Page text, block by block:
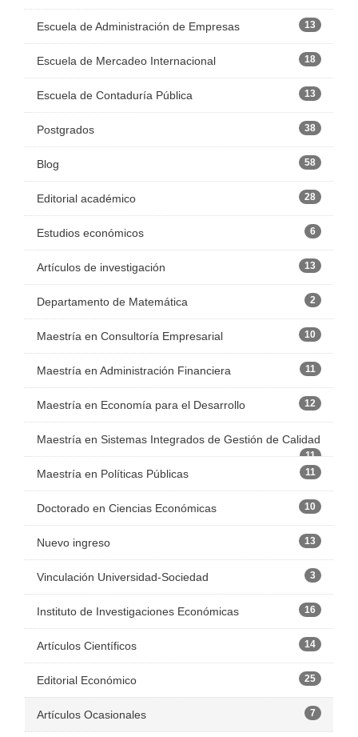
Escuela de Administración de Empresas 13
Escuela de Mercadeo Internacional 18
Escuela de Contaduría Pública 13
Postgrados 38
Blog 58
Editorial académico 28
Estudios económicos 6
Artículos de investigación 13
Departamento de Matemática 2
Maestría en Consultoría Empresarial 10
Maestría en Administración Financiera 11
Maestría en Economía para el Desarrollo 12
Maestría en Sistemas Integrados de Gestión de Calidad
11
Maestría en Políticas Públicas 11
Doctorado en Ciencias Económicas 10
Nuevo ingreso 13
Vinculación Universidad-Sociedad 3
Instituto de Investigaciones Económicas 16
Artículos Científicos 14
Editorial Económico 25
Artículos Ocasionales 7